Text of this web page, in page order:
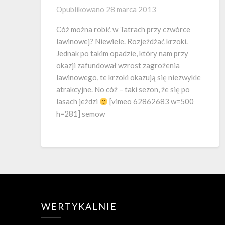
Opublikowano 28 marca 2013
Cóż można robić w Tatrach przy czwórce
lawinowej? Niewiele. Rozjeżdżać krzoki.
Jednak po takim opadzie, który nam przy
okazji zafundował wzrost zagrożenia
lawinowego, te krzoki okazują się niezwykle
atrakcyjne. No cóż – taki sezon, że się po
lasach jeździ
[vimeo 62862683 w=500
h=281] semow
WERTYKALNIE